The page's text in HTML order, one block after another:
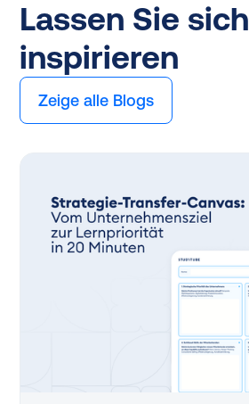
Lassen Sie sich
inspirieren
Zeige alle Blogs